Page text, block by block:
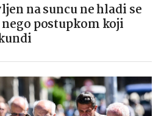
na suncu ne hladi se
postupkom koji